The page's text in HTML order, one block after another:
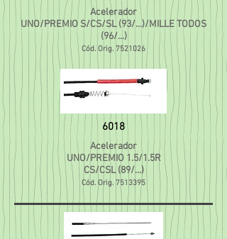
Acelerador
UNO/PREMIO S/CS/SL (93/...)/MILLE TODOS
(96/...)
Cód. Orig. 7521026
6018
Acelerador
UNO/PREMIO 1.5/1.5R
CS/CSL (89/...)
Cód. Orig. 7513395